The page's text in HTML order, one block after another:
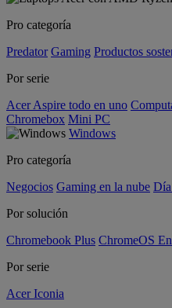
Pro categoría
Predator Gaming Productos
Por serie
Acer Aspire todo en uno
Chromebox Mini PC
Windows
Pro categoría
Negocios Gaming en la nube
Por solución
Chromebook Plus ChromeOS
Por serie
Acer Iconia